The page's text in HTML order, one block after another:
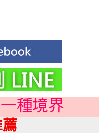
種境界
薦